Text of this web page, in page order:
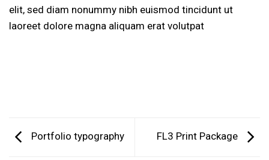
elit, sed diam nonummy nibh euismod tincidunt ut
laoreet dolore magna aliquam erat volutpat
Portfolio typography FL3 Print Package